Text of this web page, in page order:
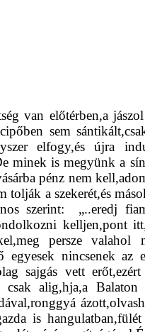
van előtérben,a
sem
elfogy,és újra
is megyünk a
pénz nem
a szekerét,és
szerint: „..eredj
kelljen,pont
persze
nincsenek az
sajgás vett
alig,hja,a Balaton
is